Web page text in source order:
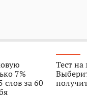
7%
слов за 60
Тест на